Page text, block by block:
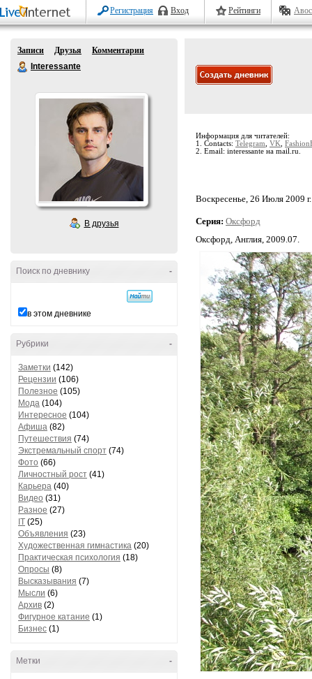
Регистрация Вход Рейтинги
Записи Друзья
Комментарии
Interessante
В друзья
-
Поиск по дневнику
в этом дневнике
-
Рубрики
Заметки (142)
Рецензии (106)
Полезное (105)
Мода (104)
Интересное (104)
Афиша (82)
Путешествия (74)
Экстремальный спорт (74)
Фото (66)
Личностный рост (41)
Карьера (40)
Видео (31)
Разное (27)
IT (25)
Объявления (23)
Художественная гимнастика (20)
Практическая психология (18)
Опросы (8)
Высказывания (7)
Мысли (6)
Архив (2)
Фигурное катание (1)
Бизнес (1)
-
Метки
Информация для читателей:
1. Contacts: Telegram VK
2. Email: interessante на mail.ru.
Воскресенье, 26 Июля 2009
Серия: Оксфорд
Оксфорд, Англия, 2009.07.